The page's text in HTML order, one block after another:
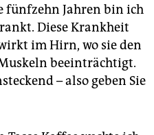
Jahren bin ich
Diese Krankheit
im Hirn, wo sie den
beeinträchtigt.
– also geben Sie